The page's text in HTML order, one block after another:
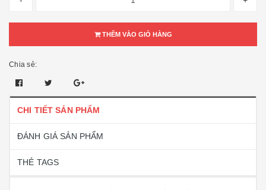
THÊM VÀO GIỎ HÀNG
Chia sẻ:
CHI TIẾT SẢN PHẨM
ĐÁNH GIÁ SẢN PHẨM
THẺ TAGS